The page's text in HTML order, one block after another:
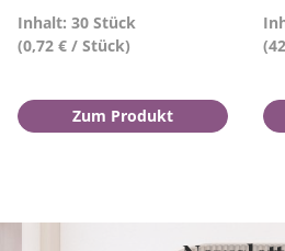
Inhalt: 30 Stück
(0,72 € / Stück)
Zum Produkt